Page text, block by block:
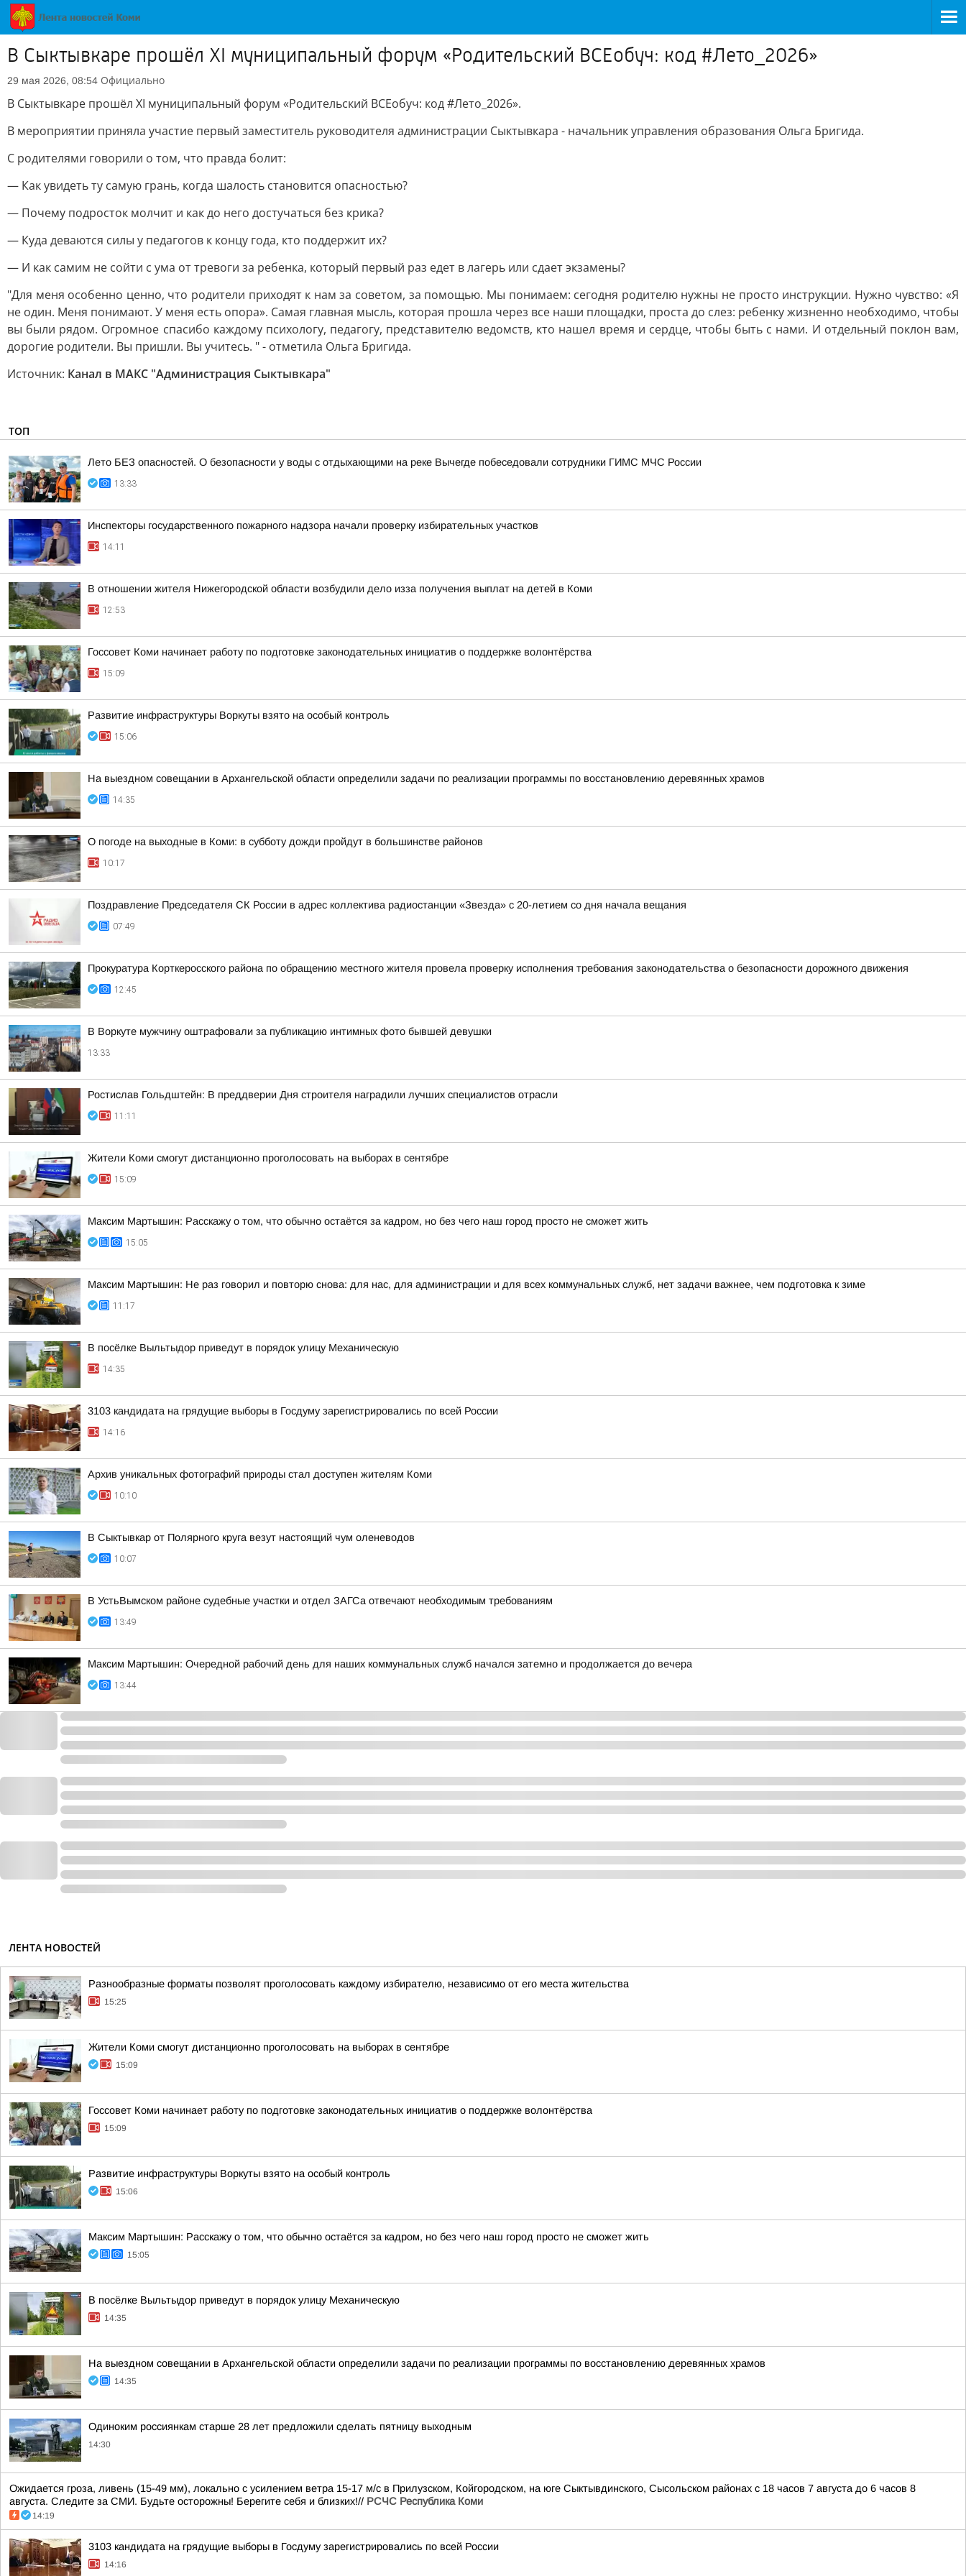
В Сыктывкаре прошёл XI муниципальный форум «Родительский ВСЕобуч: код #Лето_2026»
29 мая 2026, 08:54 Официально
В Сыктывкаре прошёл XI муниципальный форум «Родительский ВСЕобуч: код #Лето_2026».
В мероприятии приняла участие первый заместитель руководителя администрации Сыктывкара - начальник управления образования Ольга Бригида.
С родителями говорили о том, что правда болит:
— Как увидеть ту самую грань, когда шалость становится опасностью?
— Почему подросток молчит и как до него достучаться без крика?
— Куда деваются силы у педагогов к концу года, кто поддержит их?
— И как самим не сойти с ума от тревоги за ребенка, который первый раз едет в лагерь или сдает экзамены?
"Для меня особенно ценно, что родители приходят к нам за советом, за помощью. Мы понимаем: сегодня родителю нужны не просто инструкции. Нужно чувство: «Я
не один. Меня понимают. У меня есть опора». Самая главная мысль, которая прошла через все наши площадки, проста до слез: ребенку жизненно необходимо, чтобы
вы были рядом. Огромное спасибо каждому психологу, педагогу, представителю ведомств, кто нашел время и сердце, чтобы быть с нами. И отдельный поклон вам,
дорогие родители. Вы пришли. Вы учитесь. " - отметила Ольга Бригида.
Источник: Канал в МАКС "Администрация Сыктывкара"
ТОП
Лето БЕЗ опасностей. О безопасности у воды с отдыхающими на реке Вычегде побеседовали сотрудники ГИМС МЧС России
13:33
Инспекторы государственного пожарного надзора начали проверку избирательных участков
14:11
В отношении жителя Нижегородской области возбудили дело изза получения выплат на детей в Коми
12:53
Госсовет Коми начинает работу по подготовке законодательных инициатив о поддержке волонтёрства
15:09
Развитие инфраструктуры Воркуты взято на особый контроль
15:06
На выездном совещании в Архангельской области определили задачи по реализации программы по восстановлению деревянных храмов
14:35
О погоде на выходные в Коми: в субботу дожди пройдут в большинстве районов
10:17
Поздравление Председателя СК России в адрес коллектива радиостанции «Звезда» с 20-летием со дня начала вещания
07:49
Прокуратура Корткеросского района по обращению местного жителя провела проверку исполнения требования законодательства о безопасности дорожного движения
12:45
В Воркуте мужчину оштрафовали за публикацию интимных фото бывшей девушки
13:33
Ростислав Гольдштейн: В преддверии Дня строителя наградили лучших специалистов отрасли
11:11
Жители Коми смогут дистанционно проголосовать на выборах в сентябре
15:09
Максим Мартышин: Расскажу о том, что обычно остаётся за кадром, но без чего наш город просто не сможет жить
15:05
Максим Мартышин: Не раз говорил и повторю снова: для нас, для администрации и для всех коммунальных служб, нет задачи важнее, чем подготовка к зиме
11:17
В посёлке Выльтыдор приведут в порядок улицу Механическую
14:35
3103 кандидата на грядущие выборы в Госдуму зарегистрировались по всей России
14:16
Архив уникальных фотографий природы стал доступен жителям Коми
10:10
В Сыктывкар от Полярного круга везут настоящий чум оленеводов
10:07
В УстьВымском районе судебные участки и отдел ЗАГСа отвечают необходимым требованиям
13:49
Максим Мартышин: Очередной рабочий день для наших коммунальных служб начался затемно и продолжается до вечера
13:44
ЛЕНТА НОВОСТЕЙ
Разнообразные форматы позволят проголосовать каждому избирателю, независимо от его места жительства
15:25
Жители Коми смогут дистанционно проголосовать на выборах в сентябре
15:09
Госсовет Коми начинает работу по подготовке законодательных инициатив о поддержке волонтёрства
15:09
Развитие инфраструктуры Воркуты взято на особый контроль
15:06
Максим Мартышин: Расскажу о том, что обычно остаётся за кадром, но без чего наш город просто не сможет жить
15:05
В посёлке Выльтыдор приведут в порядок улицу Механическую
14:35
На выездном совещании в Архангельской области определили задачи по реализации программы по восстановлению деревянных храмов
14:35
Одиноким россиянкам старше 28 лет предложили сделать пятницу выходным
14:30
Ожидается гроза, ливень (15-49 мм), локально с усилением ветра 15-17 м/с в Прилузском, Койгородском, на юге Сыктывдинского, Сысольском районах с 18 часов 7 августа до 6 часов 8
августа. Следите за СМИ. Будьте осторожны! Берегите себя и близких!// РСЧС Республика Коми
14:19
3103 кандидата на грядущие выборы в Госдуму зарегистрировались по всей России
14:16